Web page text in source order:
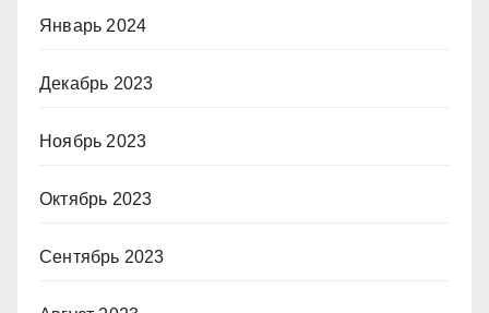
Январь 2024
Декабрь 2023
Ноябрь 2023
Октябрь 2023
Сентябрь 2023